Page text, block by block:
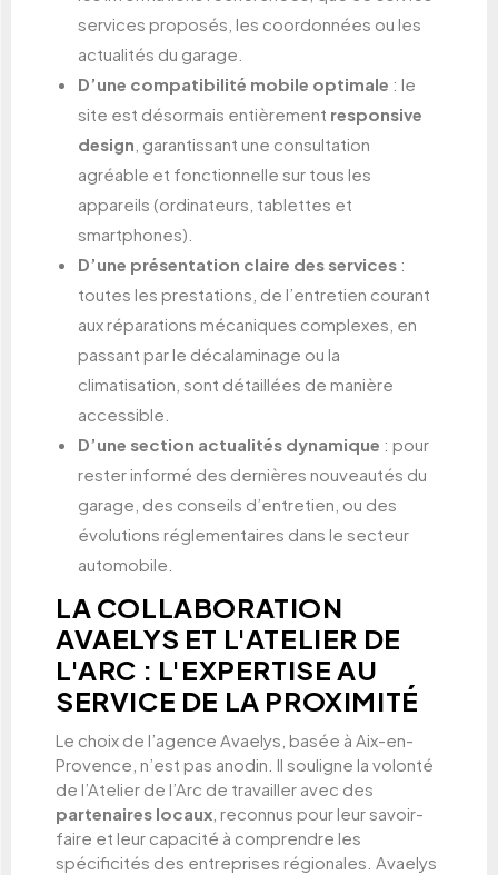
services proposés, les coordonnées ou les
actualités du garage.
D’une compatibilité mobile optimale : le
site est désormais entièrement responsive
design , garantissant une consultation
agréable et fonctionnelle sur tous les
appareils (ordinateurs, tablettes et
smartphones).
D’une présentation claire des services :
toutes les prestations, de l’entretien courant
aux réparations mécaniques complexes, en
passant par le décalaminage ou la
climatisation, sont détaillées de manière
accessible.
D’une section actualités dynamique : pour
rester informé des dernières nouveautés du
garage, des conseils d’entretien, ou des
évolutions réglementaires dans le secteur
automobile.
LA COLLABORATION
AVAELYS ET L'ATELIER DE
L'ARC : L'EXPERTISE AU
SERVICE DE LA PROXIMITÉ
Le choix de l’agence Avaelys, basée à Aix-en-
Provence, n’est pas anodin. Il souligne la volonté
de l’Atelier de l’Arc de travailler avec des
partenaires locaux , reconnus pour leur savoir-
faire et leur capacité à comprendre les
spécificités des entreprises régionales. Avaelys